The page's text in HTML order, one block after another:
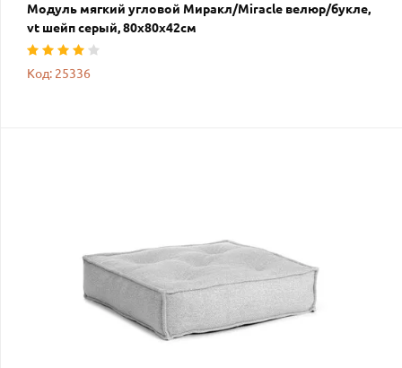
Модуль мягкий угловой Миракл/Miracle велюр/букле,
vt шейп серый, 80х80х42см
Код: 25336